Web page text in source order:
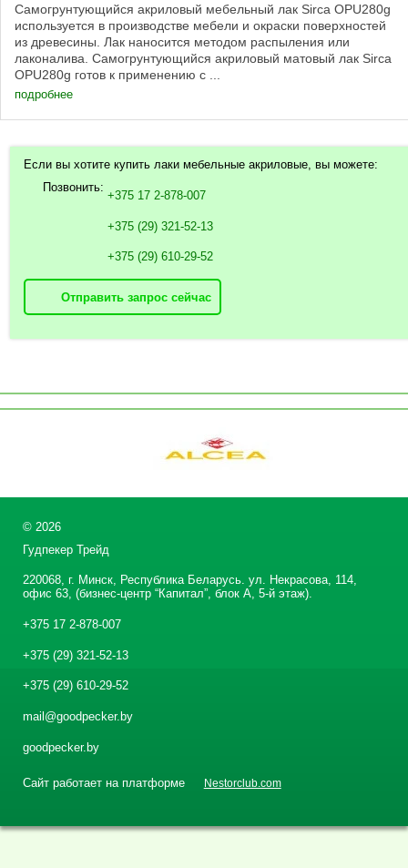
Самогрунтующийся акриловый мебельный лак Sirca OPU280g
используется в производстве мебели и окраски поверхностей
из древесины. Лак наносится методом распыления или
лаконалива. Самогрунтующийся акриловый матовый лак Sirca
OPU280g готов к применению с ...
подробнее
Если вы хотите купить лаки мебельные акриловые, вы можете:
Позвонить:
+375 17 2-878-007
+375 (29) 321-52-13
+375 (29) 610-29-52
Отправить запрос сейчас
© 2026
Гудпекер Трейд
220068, г. Минск, Республика Беларусь. ул. Некрасова, 114,
офис 63, (бизнес-центр “Капитал”, блок А, 5-й этаж).
+375 17 2-878-007
+375 (29) 321-52-13
+375 (29) 610-29-52
mail@goodpecker.by
goodpecker.by
Сайт работает на платформе Nestorclub.com